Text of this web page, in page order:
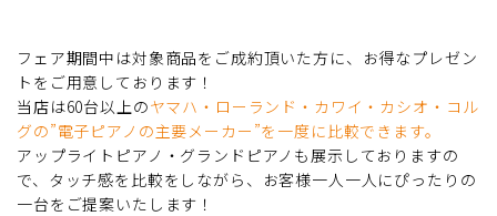
フェア期間中は対象商品をご成約頂いた方に、お得なプレゼン
トをご用意しております！
当店は60台以上のヤマハ・ローランド・カワイ・カシオ・コル
グの”電子ピアノの主要メーカー”を一度に比較できます。
アップライトピアノ・グランドピアノも展示しておりますの
で、タッチ感を比較をしながら、お客様一人一人にぴったりの
一台をご提案いたします！